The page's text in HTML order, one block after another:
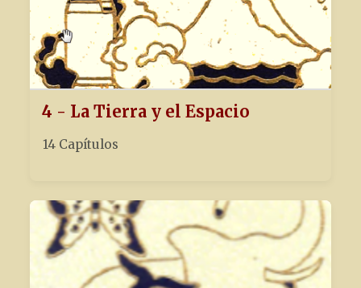
4 - La Tierra y el Espacio
14 Capítulos